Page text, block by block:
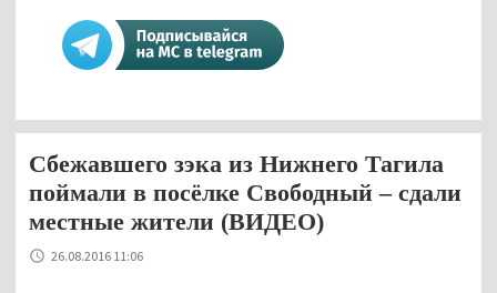
Сбежавшего зэка из Нижнего Тагила
поймали в посёлке Свободный – сдали
местные жители (ВИДЕО)
26.08.2016 11:06